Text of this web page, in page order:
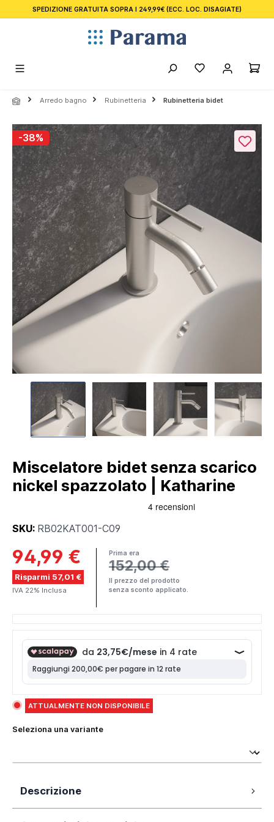
principale
SPEDIZIONE GRATUITA SOPRA I 249,99€ (ECC. LOC. DISAGIATE)
Arredo bagno Rubinetteria Rubinetteria bidet
Salta la galleria di immagini
-38%
Miscelatore bidet senza scarico
nickel spazzolato | Katharine
SKU: RB02KAT001-C09
94,99 €
Risparmi 57,01 €
Prima era
152,00 €
Il prezzo del prodotto
senza sconto applicato.
IVA 22% Inclusa
ATTUALMENTE NON DISPONIBILE
Seleziona una variante
Descrizione